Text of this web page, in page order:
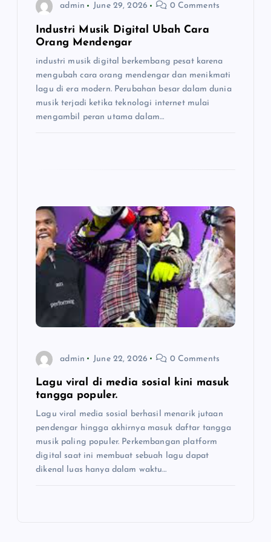
admin June 29, 2026 0 Comments
Industri Musik Digital Ubah Cara
Orang Mendengar
industri musik digital berkembang pesat karena
mengubah cara orang mendengar dan menikmati
lagu di era modern. Perubahan besar dalam dunia
musik terjadi ketika teknologi internet mulai
mengambil peran utama dalam…
admin June 22, 2026 0 Comments
Lagu viral di media sosial kini masuk
tangga populer.
Lagu viral media sosial berhasil menarik jutaan
pendengar hingga akhirnya masuk daftar tangga
musik paling populer. Perkembangan platform
digital saat ini membuat sebuah lagu dapat
dikenal luas hanya dalam waktu…